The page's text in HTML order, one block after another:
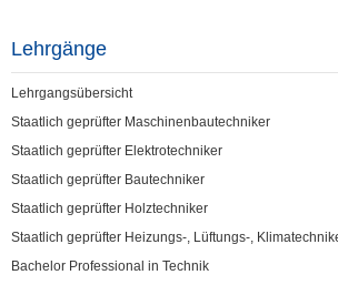
Lehrgänge
Lehrgangsübersicht
Staatlich geprüfter Maschinenbautechniker
Staatlich geprüfter Elektrotechniker
Staatlich geprüfter Bautechniker
Staatlich geprüfter Holztechniker
Staatlich geprüfter Heizungs-, Lüftungs-,
Bachelor Professional in Technik